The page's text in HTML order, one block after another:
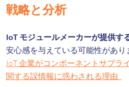
戦略と分析
IoT モジュールメーカーが提供す
安心感を与えている可能性があり
IoT 企業がコンポーネントサプラ
関する誤情報に惑わされる理由